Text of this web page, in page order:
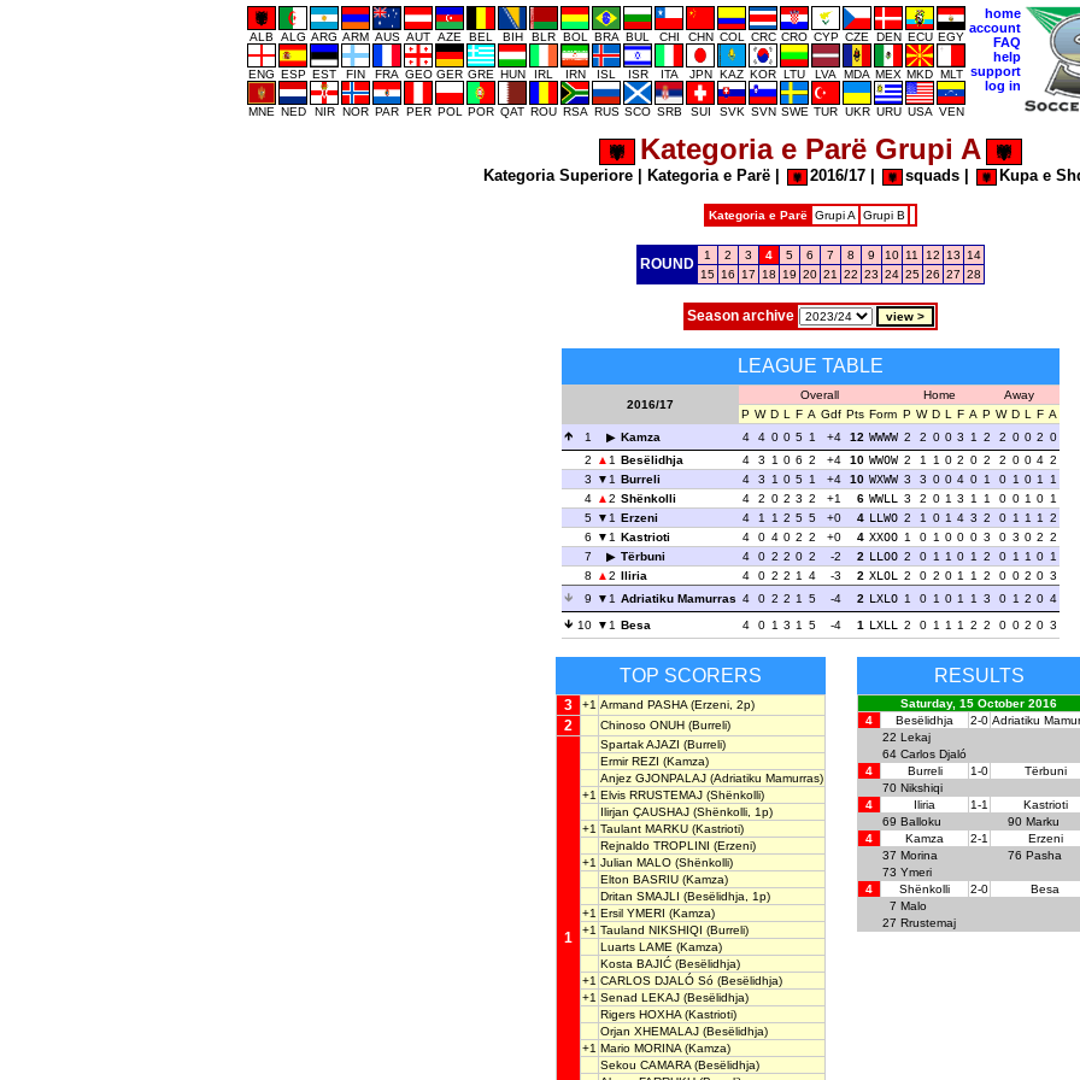
ALB ALG ARG ARM AUS AUT AZE BEL BIH BLR BOL BRA BUL CHI CHN COL CRC CRO CYP CZE DEN ECU EGY
ENG ESP EST FIN FRA GEO GER GRE HUN IRL IRN ISL ISR ITA JPN KAZ KOR LTU LVA MDA MEX MKD MLT
MNE NED NIR NOR PAR PER POL POR QAT ROU RSA RUS SCO SRB SUI SVK SVN SWE TUR UKR URU USA VEN
home
account
FAQ
help
support
log in
Kategoria e Parë Grupi A
Kategoria Superiore Kategoria e Parë 2016/17 squads Kupa e
Kategoria e Parë Grupi A Grupi B
ROUND
1 2 3 4 5 6 7 8 9 10 11 12 13
14
15 16 17 18 19 20 21 22 23 24 25 26 27 28
Season archive
LEAGUE TABLE
2016/17
Overall Home
Away
P W D L F A Gdf Pts Form P W D L F A P W D L F A
1
Kamza 4 4 0 0 5 1 +4 12 WWWW 2 2 0 0 3 1 2 2 0 0 2 0
2
1 Besëlidhja 4 3 1 0 6 2 +4 10 WWOW 2 1 1 0 2 0 2 2 0 0 4 2
3
1 Burreli 4 3 1 0 5 1 +4 10 WXWW 3 3 0 0 4 0 1 0 1 0 1 1
4
2 Shënkolli 4 2 0 2 3 2 +1 6 WWLL 3 2 0 1 3 1 1 0 0 1 0 1
5
1 Erzeni 4 1 1 2 5 5 +0 4 LLWO 2 1 0 1 4 3 2 0 1 1 1 2
6
1 Kastrioti 4 0 4 0 2 2 +0 4 XXOO 1 0 1 0 0 0 3 0 3 0 2 2
7
Tërbuni 4 0 2 2 0 2 -2 2 LLOO 2 0 1 1 0 1 2 0 1 1 0 1
8
2 Iliria 4 0 2 2 1 4 -3 2 XLOL 2 0 2 0 1 1 2 0 0 2 0 3
9
1 Adriatiku Mamurras 4 0 2 2 1 5 -4 2 LXLO 1 0 1 0 1 1 3 0 1 2 0 4
10
1 Besa 4 0 1 3 1 5 -4 1 LXLL 2 0 1 1 1 2 2 0 0 2 0 3
TOP SCORERS
3 +1 Armand PASHA (Erzeni, 2p)
2 Chinoso ONUH (Burreli)
1
Spartak AJAZI (Burreli)
Ermir REZI (Kamza)
Anjez GJONPALAJ (Adriatiku Mamurras)
+1 Elvis RRUSTEMAJ (Shënkolli)
Ilirjan ÇAUSHAJ (Shënkolli, 1p)
+1 Taulant MARKU (Kastrioti)
Rejnaldo TROPLINI (Erzeni)
+1 Julian MALO (Shënkolli)
Elton BASRIU (Kamza)
Dritan SMAJLI (Besëlidhja, 1p)
+1 Ersil YMERI (Kamza)
+1 Tauland NIKSHIQI (Burreli)
Luarts LAME (Kamza)
Kosta BAJIĆ (Besëlidhja)
+1 CARLOS DJALÓ Só (Besëlidhja)
+1 Senad LEKAJ (Besëlidhja)
Rigers HOXHA (Kastrioti)
Orjan XHEMALAJ (Besëlidhja)
+1 Mario MORINA (Kamza)
Sekou CAMARA (Besëlidhja)
RESULTS
Saturday, 15 October 2016
4
Besëlidhja 2-0 Adriatiku
22 Lekaj
64 Carlos Djaló
4
Burreli 1-0
Tërbuni
70 Nikshiqi
4
Iliria 1-1
Kastrioti
69 Balloku 90 Marku
4
Kamza 2-1
Erzeni
37 Morina 76 Pasha
73 Ymeri
4
Shënkolli 2-0
Besa
7 Malo
27 Rrustemaj